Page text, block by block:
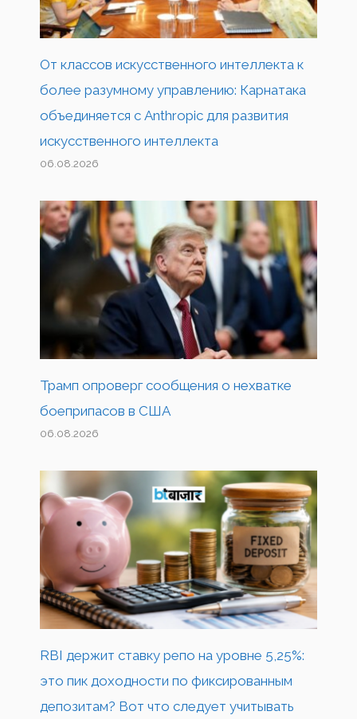
От классов искусственного интеллекта к
более разумному управлению: Карнатака
объединяется с Anthropic для развития
искусственного интеллекта
06.08.2026
Трамп опроверг сообщения о нехватке
боеприпасов в США
06.08.2026
RBI держит ставку репо на уровне 5,25%:
это пик доходности по фиксированным
депозитам? Вот что следует учитывать